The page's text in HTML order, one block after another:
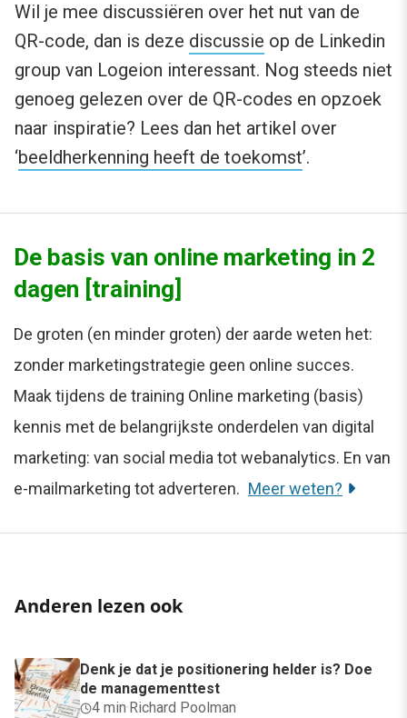
Wil je mee discussiëren over het nut van de
QR-code, dan is deze discussie op de Linkedin
group van Logeion interessant. Nog steeds niet
genoeg gelezen over de QR-codes en opzoek
naar inspiratie? Lees dan het artikel over
‘beeldherkenning heeft de toekomst’.
De basis van online marketing in 2
dagen [training]
De groten (en minder groten) der aarde weten het:
zonder marketingstrategie geen online succes.
Maak tijdens de training Online marketing (basis)
kennis met de belangrijkste onderdelen van digital
marketing: van social media tot webanalytics. En van
e-mailmarketing tot adverteren. Meer weten?
Anderen lezen ook
Denk je dat je positionering helder is? Doe
de managementtest
4 min· Richard Poolman